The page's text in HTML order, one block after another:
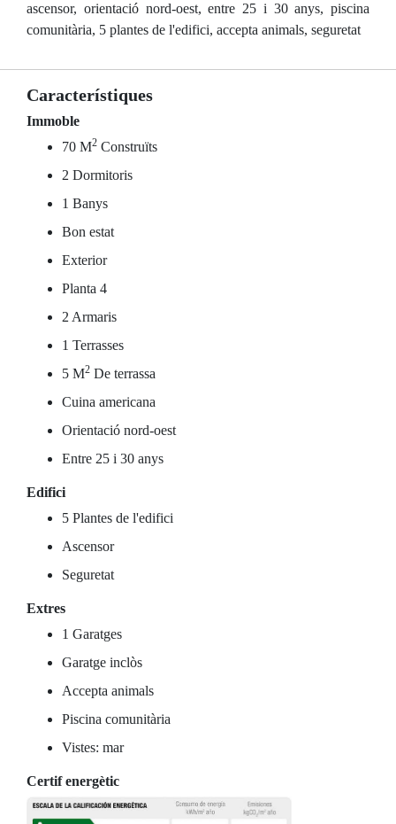
ascensor, orientació nord-oest, entre 25 i 30 anys, piscina
comunitària, 5 plantes de l'edifici, accepta animals, seguretat
Característiques
Immoble
70 M2 Construïts
2 Dormitoris
1 Banys
Bon estat
Exterior
Planta 4
2 Armaris
1 Terrasses
5 M2 De terrassa
Cuina americana
Orientació nord-oest
Entre 25 i 30 anys
Edifici
5 Plantes de l'edifici
Ascensor
Seguretat
Extres
1 Garatges
Garatge inclòs
Accepta animals
Piscina comunitària
Vistes: mar
Certif energètic